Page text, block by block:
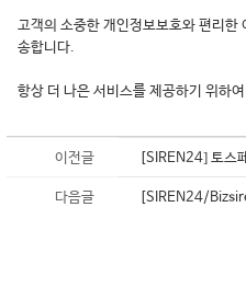
고객의 소중한 개인정보보호와 편리한
송합니다.
항상 더 나은 서비스를 제공하기 위하
이전글 [SIREN24] 토스
다음글 [SIREN24/